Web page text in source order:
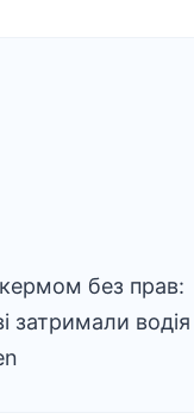
кермом без прав:
затримали водія